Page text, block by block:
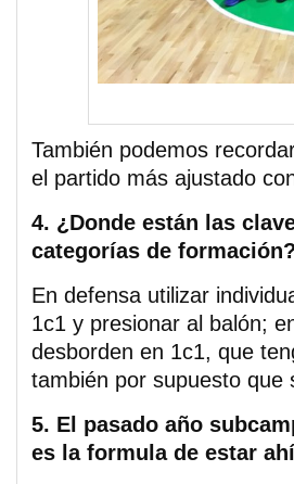
También podemos
el partido más ajustado
4. ¿Donde están las
categorías de formación?
En defensa utilizar
1c1 y presionar al balón;
desborden en 1c1, que
también por supuesto que
5. El pasado año
es la formula de estar